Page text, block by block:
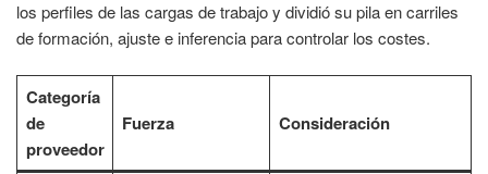
los perfiles de las cargas de trabajo y dividió su pila en carriles
de formación, ajuste e inferencia para controlar los costes.
Categoría
de
proveedor
Fuerza Consideración